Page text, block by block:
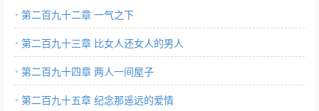
第二百九十二章 一气之下
第二百九十三章 比女人还女人的男人
第二百九十四章 两人一间屋子
第二百九十五章 纪念那遥远的爱情